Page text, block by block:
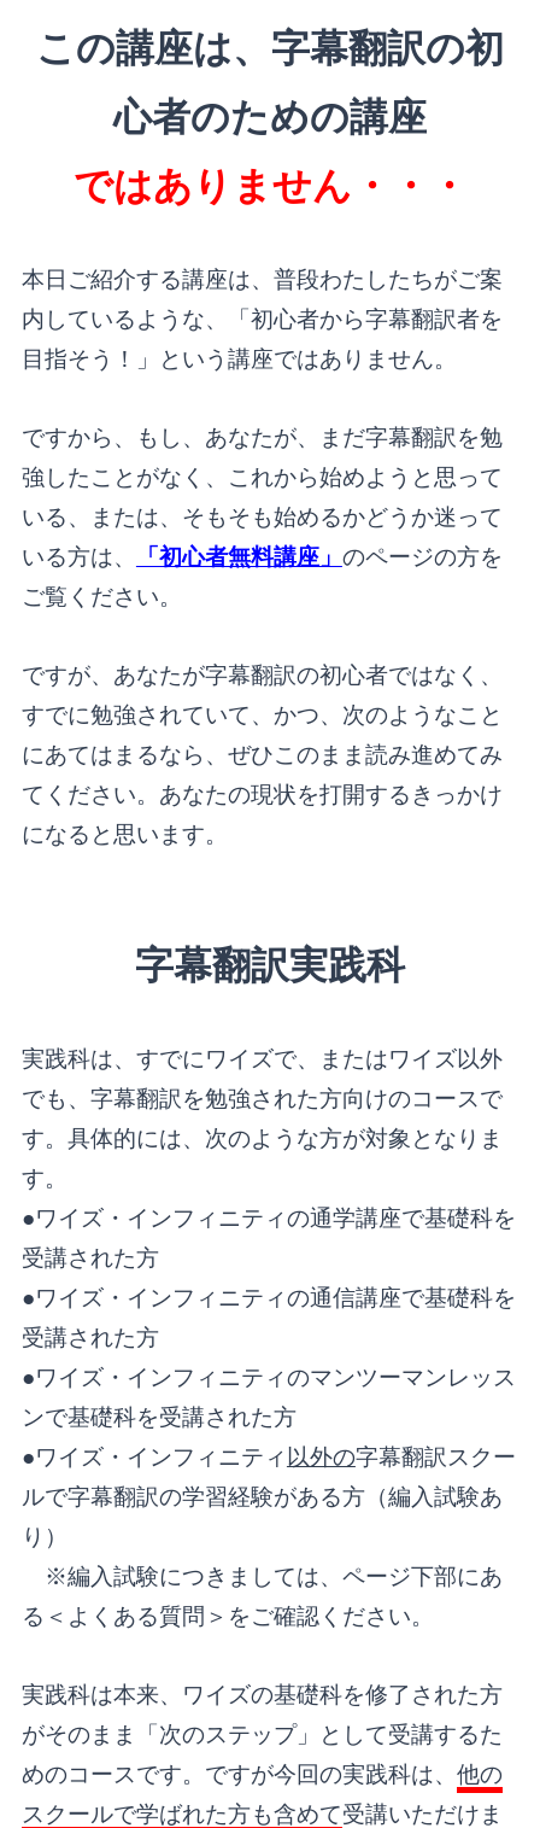
この講座は、 字幕翻訳の初
心者のための講座
ではありません・・・
本日ご紹介する講座は、普段わたしたちがご案
内しているような、「初心者から字幕翻訳者を
目指そう！」という講座ではありません。
ですから、もし、あなたが、まだ字幕翻訳を勉
強したことがなく、これから始めようと思って
いる、または、そもそも始めるかどうか迷って
いる方は、
「初心者無料講座」 のページの方を
ご覧ください。
ですが、あなたが字幕翻訳の初心者ではなく、
すでに勉強されていて、かつ、次のようなこと
にあてはまるなら、ぜひこのまま読み進めてみ
てください。あなたの現状を打開するきっかけ
になると思います。
字幕翻訳実践科
実践科は、すでにワイズで、またはワイズ以外
でも、字幕翻訳を勉強された方向けのコースで
す。具体的には、次のような方が対象となりま
す。
●ワイズ・インフィニティの通学講座で基礎科を
受講された方
●ワイズ・インフィニティの通信講座で基礎科を
受講された方
●ワイズ・インフィニティのマンツーマンレッス
ンで基礎科を受講された方
●ワイズ・インフィニティ 以外の字幕翻訳スクー
ルで字幕翻訳の学習経験がある方（編入試験あ
り）
※編入試験につきましては、ページ下部にあ
る＜よくある質問＞をご確認ください。
実践科は本来、ワイズの基礎科を修了された方
がそのまま「次のステップ」として受講するた
めのコースです。ですが今回の実践科は、 他の
スクールで学ばれた方も含めて受講いただけま